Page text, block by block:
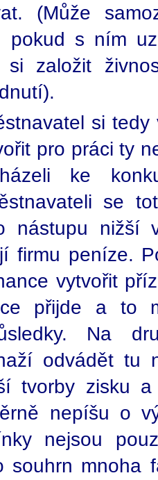
(Může
pokud s ním
si založit
si
pro práci ty
ke
se
nástupu nižší
firmu peníze.
vytvořit
přijde a to
Na
odvádět
tvorby zisku
nepíšu o
nejsou
souhrn mnoha